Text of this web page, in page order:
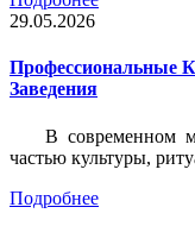
29.05.2026
Профессиональные
Заведения
В современном
частью культуры,
Подробнее